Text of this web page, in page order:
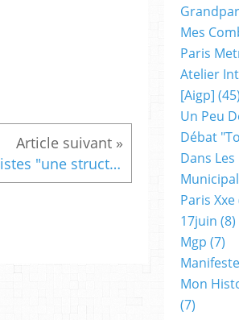
Dans Archivistes "une structure permanente pour défendre l'accès aux archives"
Mes
Paris
Atelier
[aigp] (45)
Un Peu
Débat
Dans Les
Paris Xxe
17juin (8)
Mgp (7)
Mon
(7)